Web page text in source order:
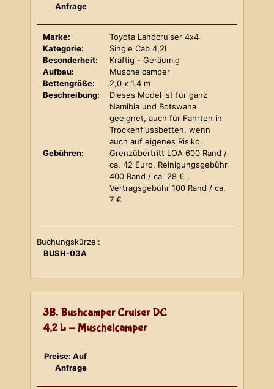
Anfrage
Marke:
Toyota Landcruiser 4x4
Kategorie:
Single Cab 4,2L
Besonderheit:
Kräftig - Geräumig
Aufbau:
Muschelcamper
Bettengröße:
2,0 x 1,4 m
Beschreibung:
Dieses Model ist für ganz
Namibia und Botswana
geeignet, auch für Fahrten in
Trockenflussbetten, wenn
auch auf eigenes Risiko.
Gebühren:
Grenzübertritt LOA 600 Rand /
ca. 42 Euro. Reinigungsgebühr
400 Rand / ca. 28 € ,
Vertragsgebühr 100 Rand / ca.
7 €
Buchungskürzel:
BUSH-03A
3B. Bushcamper Cruiser DC
4,2 L - Muschelcamper
Preise: Auf
Anfrage